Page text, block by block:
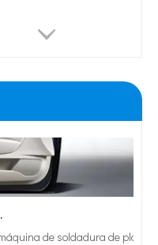
de automóviles
de soldadura de